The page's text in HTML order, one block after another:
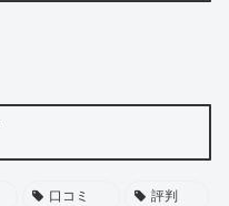
口コミ 評判